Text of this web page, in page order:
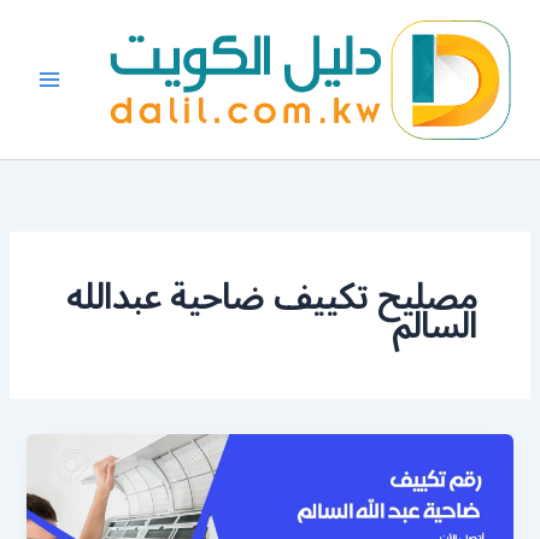
المحتوى
مصليح تكييف ضاحية عبدالله
السالم